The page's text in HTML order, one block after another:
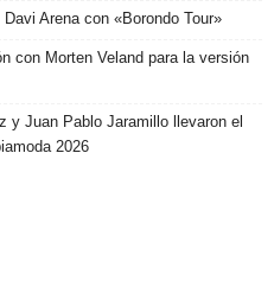
Arena con «Borondo Tour»
con Morten Veland para la versión
y Juan Pablo Jaramillo llevaron el
2026